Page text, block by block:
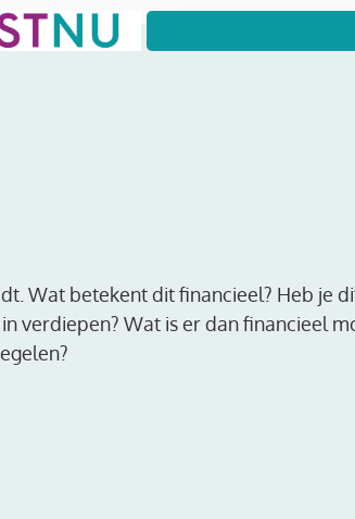
Wat betekent dit financieel? Heb je
verdiepen? Wat is er dan financieel